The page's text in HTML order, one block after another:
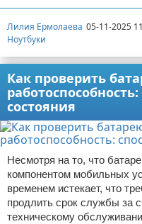
Лилия Ермолаева 05-11-2025
Ноутбуки
Как проверить
состояния
Несмотря на то, что
компонентом мобильных
временем истекает, что
продлить срок службы за
техническому